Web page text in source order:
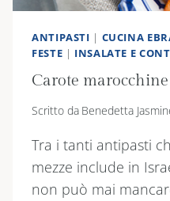
ANTIPASTI | CUCINA
FESTE | INSALATE E
Carote
Scritto da Benedetta
Tra i tanti antipasti
mezze include in
non può mai